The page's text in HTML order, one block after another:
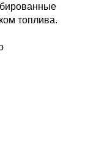
топлива.